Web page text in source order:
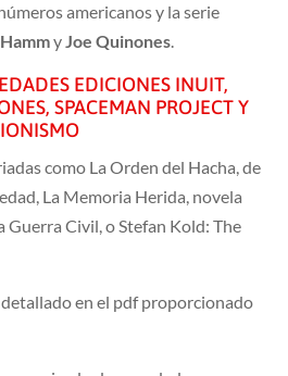
americanos y la serie
yJoe Quinones.
EDICIONES INUIT,
SPACEMAN PROJECT Y
como La Orden del Hacha, de
La Memoria Herida, novela
Guerra Civil, o Stefan Kold: The
en el pdf proporcionado